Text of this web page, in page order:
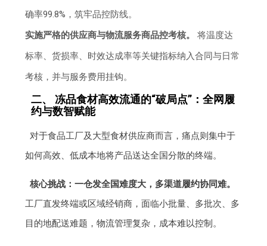
确率99.8%，筑牢品控防线。
实施严格的供应商与物流服务商品控考核。
将温度达
标率、货损率、时效达成率等关键指标纳入合同与日常
考核，并与服务费用挂钩。
二、 冻品食材高效流通的“破局点”：全网履
约与数智赋能
对于食品工厂及大型食材供应商而言，痛点则集中于
如何高效、低成本地将产品送达全国分散的终端。
核心挑战：一仓发全国难度大，多渠道履约协同难。
工厂直发终端或区域经销商，面临小批量、多批次、多
目的地配送难题，物流管理复杂，成本难以控制。